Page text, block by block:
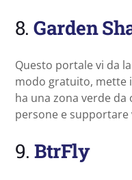
8.Garden
Questo portale vi da
modo gratuito, mette
ha una zona verde
persone e supportare
9.BtrFly